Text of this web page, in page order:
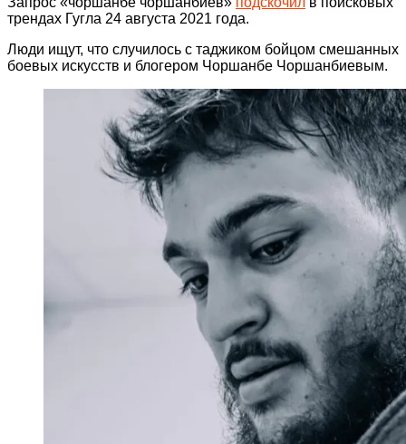
трендах Гугла 24 августа 2021 года.
Люди ищут, что случилось с таджиком бойцом смешанных
боевых искусств и блогером Чоршанбе Чоршанбиевым.